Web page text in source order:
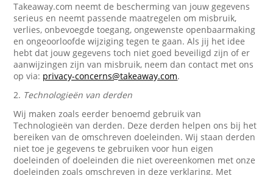
Takeaway.com neemt de bescherming van jouw gegevens
serieus en neemt passende maatregelen om misbruik,
verlies, onbevoegde toegang, ongewenste openbaarmaking
en ongeoorloofde wijziging tegen te gaan. Als jij het idee
hebt dat jouw gegevens toch niet goed beveiligd zijn of er
aanwijzingen zijn van misbruik, neem dan contact met ons
op via: privacy-concerns@takeaway.com.
2. Technologieën van derden
Wij maken zoals eerder benoemd gebruik van
Technologieën van derden. Deze derden helpen ons bij het
bereiken van de omschreven doeleinden. Wij staan derden
niet toe je gegevens te gebruiken voor hun eigen
doeleinden of doeleinden die niet overeenkomen met onze
doeleinden zoals omschreven in deze verklaring. Met